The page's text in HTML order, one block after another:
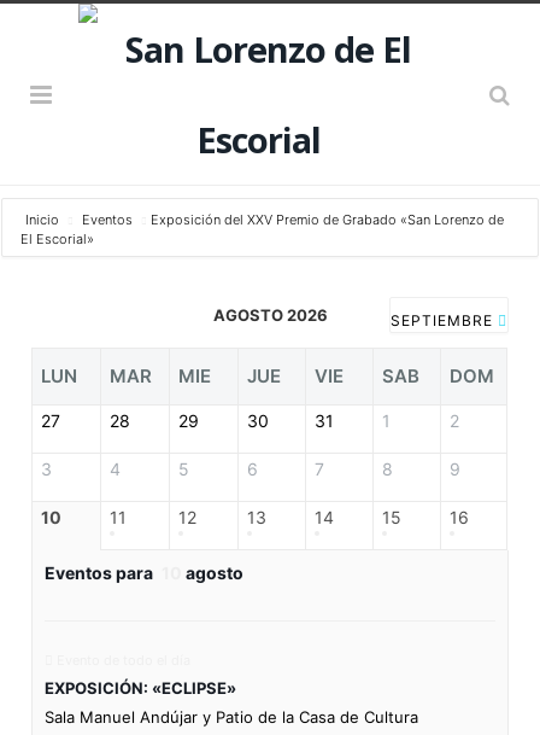
Inicio Eventos
Exposición del XXV Premio de Grabado «San Lorenzo de
El Escorial»
AGOSTO 2026 SEPTIEMBRE
LUN MAR MIE JUE VIE SAB DOM
27 28 29 30 31 1 2
3 4 5 6 7 8 9
10 11 12 13 14 15 16
Eventos para agosto
EXPOSICIÓN: «ECLIPSE»
Sala Manuel Andújar y Patio de la Casa de Cultura